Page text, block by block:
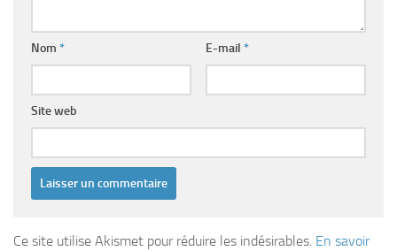
Nom * E-mail *
Site web
Ce site utilise Akismet pour réduire les indésirables. En savoir